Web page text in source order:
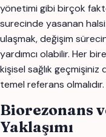
yönetimi gibi birçok
surecinde yasanan
ulaşmak, değişim
yardımcı olabilir. Her
kişisel sağlık
temel referans olmalıdır.
Biorezonans
Yaklaşımı